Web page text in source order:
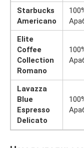
Starbucks
Americano
Elite
Coffee
Collection
Romano
Lavazza
Blue
Espresso
Delicato